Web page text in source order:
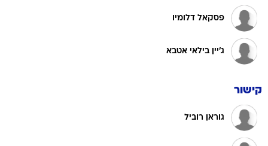
פסקאל דלומיו
ג'יין בילאי אטבא
קישור
גוראן רוביל